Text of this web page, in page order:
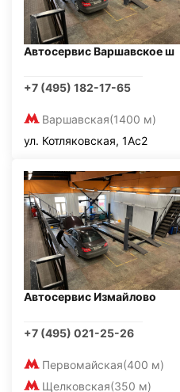
Автосервис Варшавское ш
+7 (495) 182-17-65
Варшавская(1400 м)
ул. Котляковская, 1Ас2
Автосервис Измайлово
+7 (495) 021-25-26
Первомайская(400 м)
Щелковская(350 м)